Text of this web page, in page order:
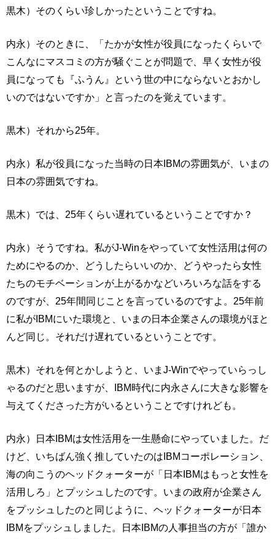
黒木）そのくらい珍しかったということですね。
内永）そのときに、「たかが女性が役員になったくらいで
こんなにマスコミの方が騒ぐことが問題で、早く女性が役
員になっても『ふうん』という世の中にならないとおかし
いのではないですか」と言ったのを覚えています。
黒木）それから25年。
内永）私が役員になった当時の日本IBMの雰囲気が、いまの
日本の雰囲気ですね。
黒木）では、25年くらい遅れているということですか？
内永）そうですね。私がJ-Winをやっていて女性活用は何の
ためにやるのか、どうしたらいいのか、どうやったら女性
たちのモチベーションが上がるかなどいろいろな話をする
のですが、25年間同じことを言っているのですよ。25年前
に私がIBMにいた環境と、いまの日本企業さんの環境がほと
んど同じ。それだけ遅れているということです。
黒木）それを何とかしようと、いまJ-Winでやっていらっし
ゃるのだと思いますが、IBM時代に内永さんに大きな影響を
与えてくださった方がいるということですけれども。
内永）日本IBMは女性活用を一生懸命にやっていました。だ
けど、いちばん強く推していたのはIBMコーポレーション、
海の向こうのヘッドクォーターが「日本IBMはもっと女性を
活用しろ」とプッシュしたのです。いまの政府が企業さん
をプッシュしたのと同じように、ヘッドクォーターが日本
IBMをプッシュしました。日本IBMの人事担当の方が「誰か